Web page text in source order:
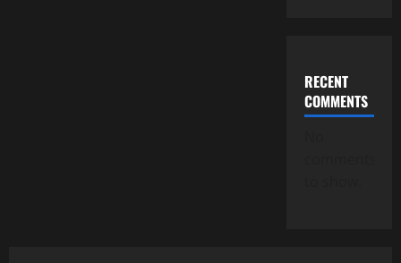
RECENT
COMMENTS